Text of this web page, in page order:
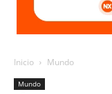
Inicio Mundo
Mundo